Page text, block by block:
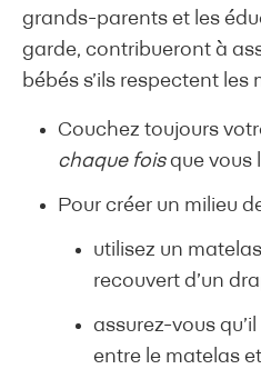
grands-parents et les
garde, contribueront à
bébés s’ils respectent les
Couchez toujours
chaque foisque vous
Pour créer un milieu
utilisez un
recouvert d’un
assurez-vous qu’il
entre le matelas